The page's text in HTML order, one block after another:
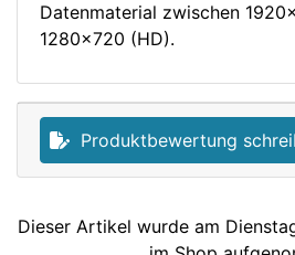
Datenmaterial zwischen
1280x720 (HD).
Produktbewertung
Dieser Artikel wurde am